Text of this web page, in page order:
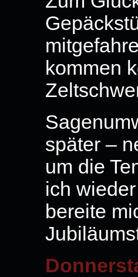
kommen
später –
um die
ich
bereite